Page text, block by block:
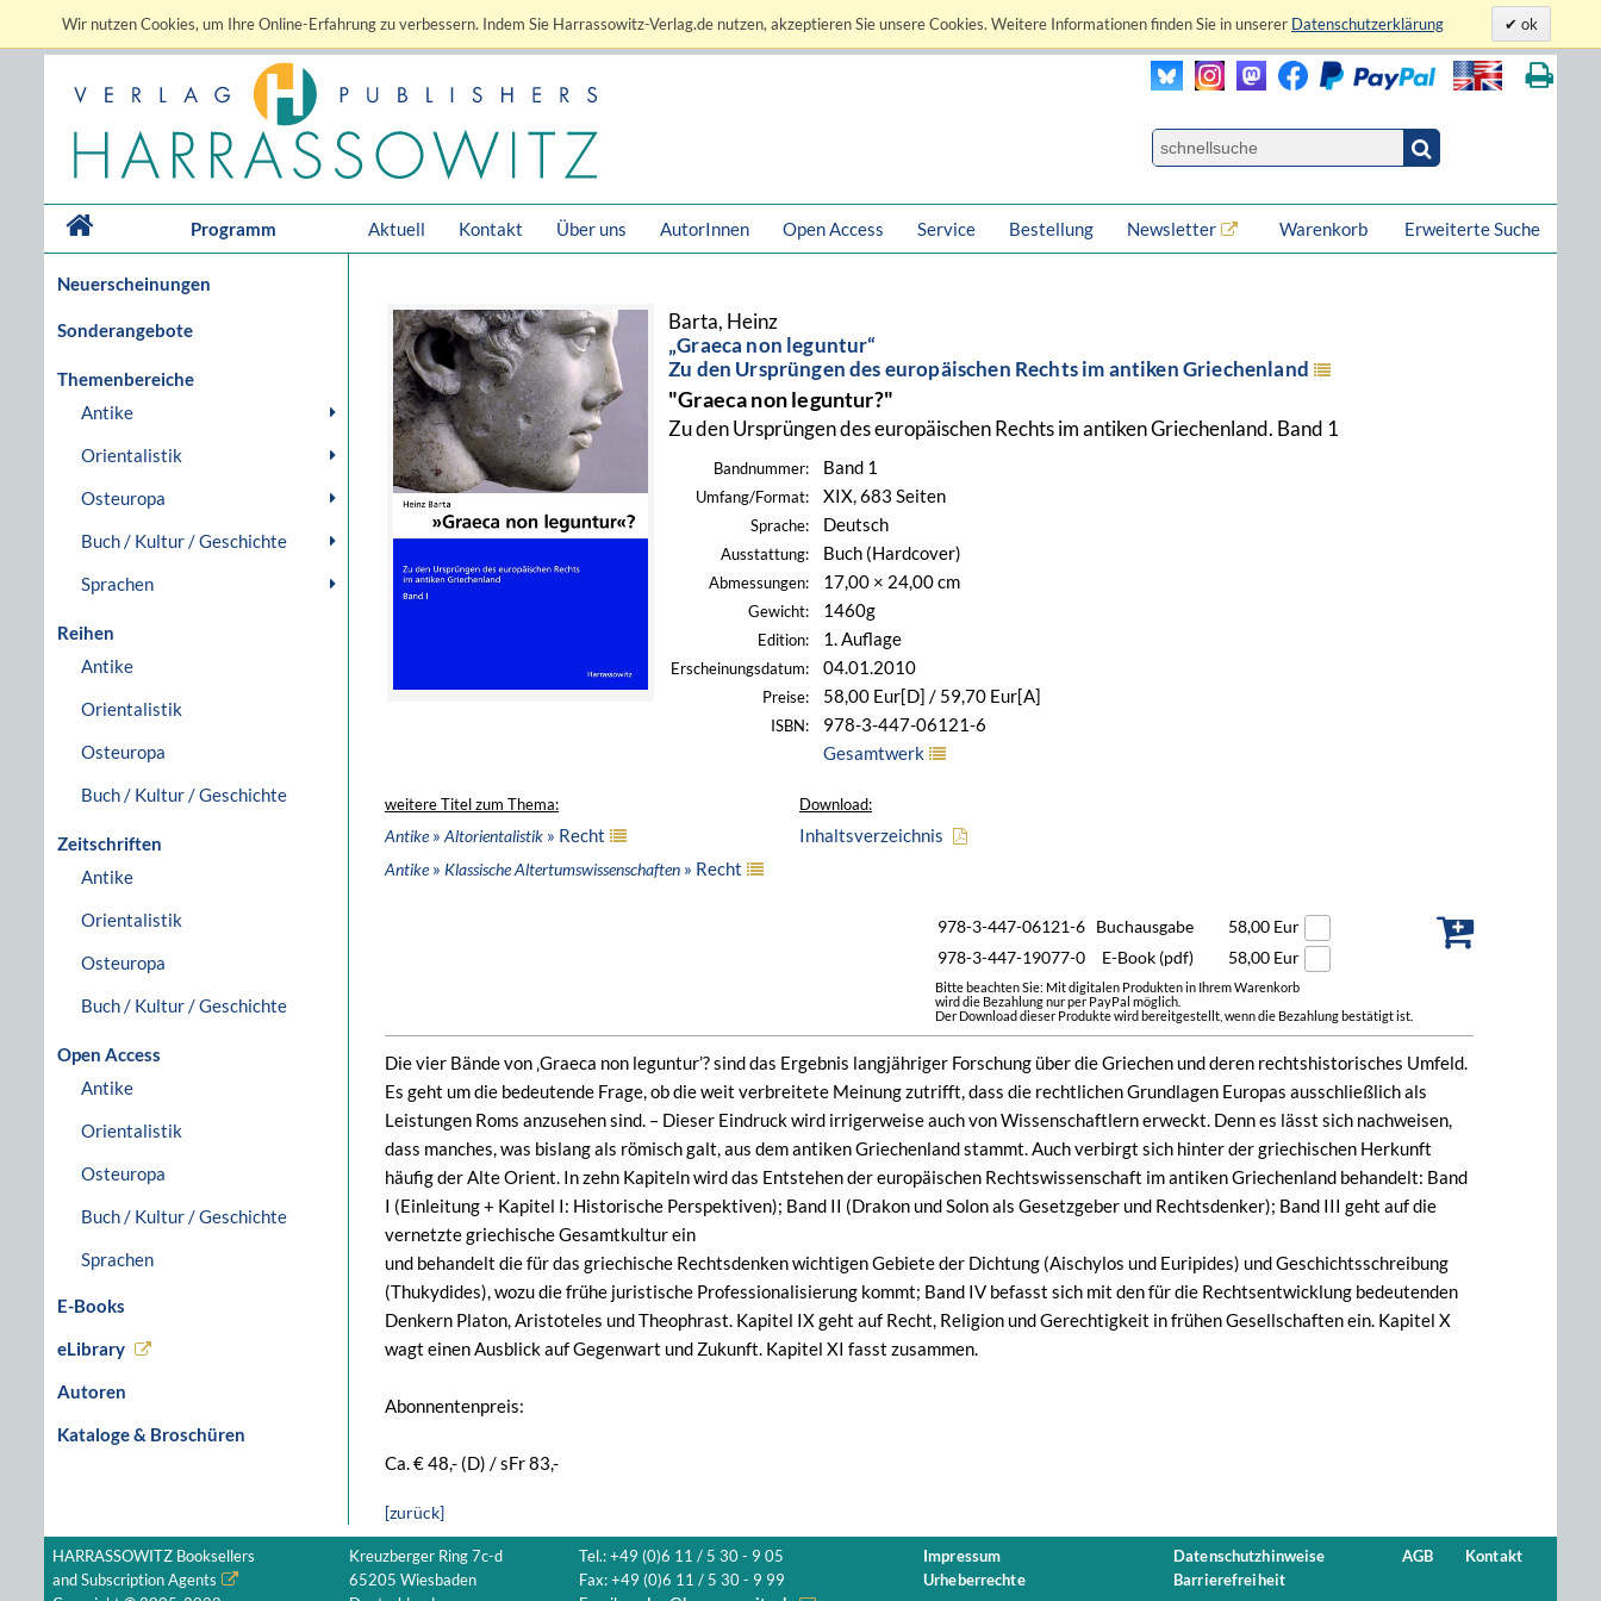
Wir nutzen Cookies, um Ihre Online-Erfahrung zu verbessern. Indem Sie Harrassowitz-Verlag.de nutzen, akzeptieren Sie unsere Cookies. Weitere Informationen finden Sie in unserer Datenschutzerklärung ok
Programm Aktuell Kontakt Über uns AutorInnen Open Access Service Bestellung Newsletter Erweiterte Suche
Warenkorb
Neuerscheinungen
Sonderangebote
Themenbereiche
Antike
Orientalistik
Osteuropa
Buch / Kultur / Geschichte
Sprachen
Reihen
Antike
Orientalistik
Osteuropa
Buch / Kultur / Geschichte
Zeitschriften
Antike
Orientalistik
Osteuropa
Buch / Kultur / Geschichte
Open Access
Antike
Orientalistik
Osteuropa
Buch / Kultur / Geschichte
Sprachen
E-Books
eLibrary
Autoren
Kataloge & Broschüren
Barta, Heinz
„Graeca non leguntur“
Zu den Ursprüngen des europäischen Rechts im antiken Griechenland
"Graeca non leguntur?"
Zu den Ursprüngen des europäischen Rechts im antiken Griechenland. Band 1
Bandnummer: Band 1
Umfang/Format: XIX, 683 Seiten
Sprache: Deutsch
Ausstattung: Buch (Hardcover)
Abmessungen: 17,00 × 24,00 cm
Gewicht: 1460g
Edition: 1. Auflage
Erscheinungsdatum: 04.01.2010
Preise: 58,00 Eur[D] / 59,70 Eur[A]
ISBN:
978-3-447-06121-6
Gesamtwerk
weitere Titel zum Thema:
Antike» Altorientalistik » Recht
Antike» Klassische Altertumswissenschaften » Recht
Download:
Inhaltsverzeichnis
978-3-447-06121-6 Buchausgabe
58,00 Eur
978-3-447-19077-0
E-Book (pdf) 58,00 Eur
Bitte beachten Sie: Mit digitalen Produkten in Ihrem Warenkorb
wird die Bezahlung nur per PayPal möglich.
Der Download dieser Produkte wird bereitgestellt, wenn die Bezahlung bestätigt ist.
Die vier Bände von ‚Graeca non leguntur’? sind das Ergebnis langjähriger Forschung über die Griechen und deren rechtshistorisches Umfeld.
Es geht um die bedeutende Frage, ob die weit verbreitete Meinung zutrifft, dass die rechtlichen Grundlagen Europas ausschließlich als
Leistungen Roms anzusehen sind. – Dieser Eindruck wird irrigerweise auch von Wissenschaftlern erweckt. Denn es lässt sich nachweisen,
dass manches, was bislang als römisch galt, aus dem antiken Griechenland stammt. Auch verbirgt sich hinter der griechischen Herkunft
häufig der Alte Orient. In zehn Kapiteln wird das Entstehen der europäischen Rechtswissenschaft im antiken Griechenland behandelt: Band
I (Einleitung + Kapitel I: Historische Perspektiven); Band II (Drakon und Solon als Gesetzgeber und Rechtsdenker); Band III geht auf die
vernetzte griechische Gesamtkultur ein
und behandelt die für das griechische Rechtsdenken wichtigen Gebiete der Dichtung (Aischylos und Euripides) und Geschichtsschreibung
(Thukydides), wozu die frühe juristische Professionalisierung kommt; Band IV befasst sich mit den für die Rechtsentwicklung bedeutenden
Denkern Platon, Aristoteles und Theophrast. Kapitel IX geht auf Recht, Religion und Gerechtigkeit in frühen Gesellschaften ein. Kapitel X
wagt einen Ausblick auf Gegenwart und Zukunft. Kapitel XI fasst zusammen.
Abonnentenpreis:
Ca. € 48,- (D) / sFr 83,-
[zurück]
HARRASSOWITZ Booksellers
and Subscription Agents
Kreuzberger Ring 7c-d
65205 Wiesbaden
Tel.: +49 (0)6 11 / 5 30 - 9 05
Fax: +49 (0)6 11 / 5 30 - 9 99
Impressum
Urheberrechte
Datenschutzhinweise
Barrierefreiheit
AGB Kontakt